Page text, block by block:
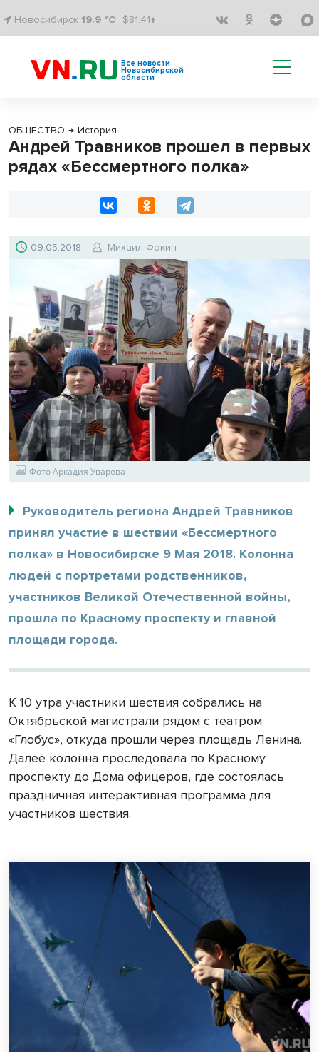
Новосибирск 19.9 °C $81.41↑
Все новости
Новосибирской
области
ОБЩЕСТВО → История
Андрей Травников прошел в первых
рядах «Бессмертного полка»
09.05.2018 Михаил Фокин
Фото Аркадия Уварова
Руководитель региона Андрей Травников
принял участие в шествии «Бессмертного
полка» в Новосибирске 9 Мая 2018. Колонна
людей с портретами родственников,
участников Великой Отечественной войны,
прошла по Красному проспекту и главной
площади города.
К 10 утра участники шествия собрались на
Октябрьской магистрали рядом с театром
«Глобус», откуда прошли через площадь Ленина.
Далее колонна проследовала по Красному
проспекту до Дома офицеров, где состоялась
праздничная интерактивная программа для
участников шествия.